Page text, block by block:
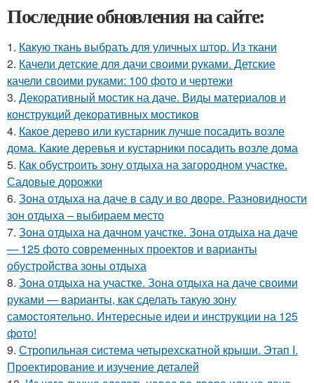
Последние обновления на сайте:
1. Какую ткань выбрать для уличных штор. Из ткани
2. Качели детские для дачи своими руками. Детские
качели своими руками: 100 фото и чертежи
3. Декоративный мостик на даче. Виды материалов и
конструкций декоративных мостиков
4. Какое дерево или кустарник лучше посадить возле
дома. Какие деревья и кустарники посадить возле дома
5. Как обустроить зону отдыха на загородном участке.
Садовые дорожки
6. Зона отдыха на даче в саду и во дворе. Разновидности
зон отдыха – выбираем место
7. Зона отдыха на дачном уачстке. Зона отдыха на даче
— 125 фото современных проектов и варианты
обустройства зоны отдыха
8. Зона отдыха на участке. Зона отдыха на даче своими
руками — варианты, как сделать такую зону
самостоятельно. Интересные идеи и инструкции на 125
фото!
9. Стропильная система четырехскатной крыши. Этап I.
Проектирование и изучение деталей